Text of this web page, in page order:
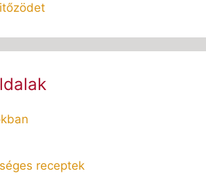
receptek